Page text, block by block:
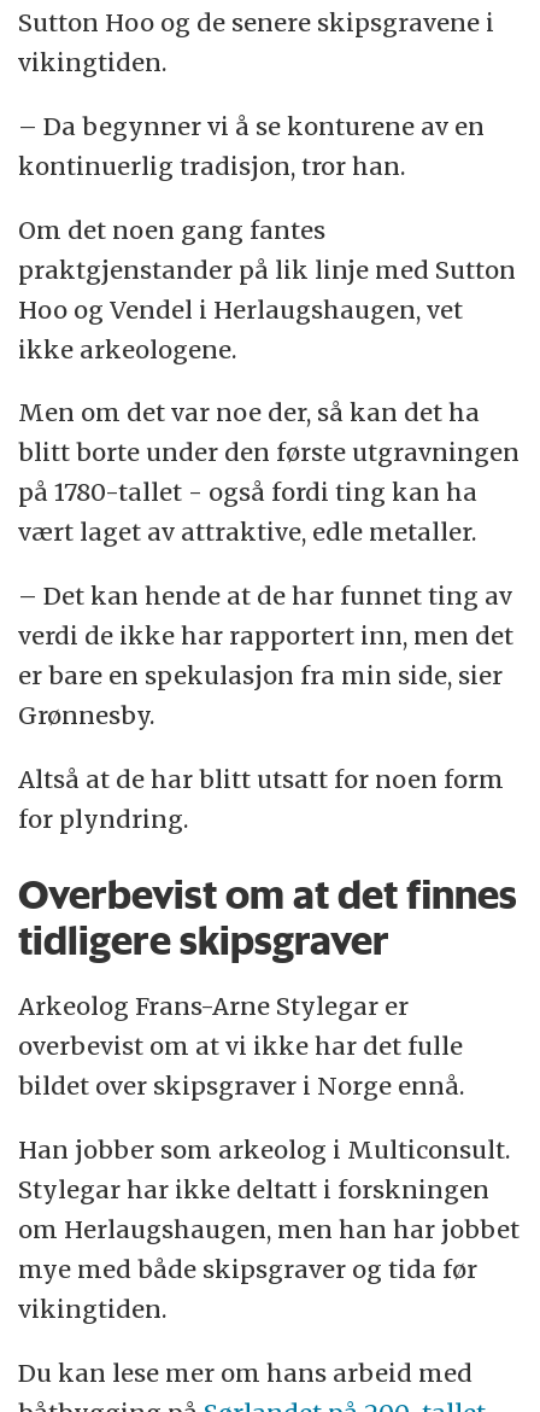
Sutton Hoo og de senere skipsgravene i
vikingtiden.
– Da begynner vi å se konturene av en
kontinuerlig tradisjon, tror han.
Om det noen gang fantes
praktgjenstander på lik linje med Sutton
Hoo og Vendel i Herlaugshaugen, vet
ikke arkeologene.
Men om det var noe der, så kan det ha
blitt borte under den første utgravningen
på 1780-tallet - også fordi ting kan ha
vært laget av attraktive, edle metaller.
– Det kan hende at de har funnet ting av
verdi de ikke har rapportert inn, men det
er bare en spekulasjon fra min side, sier
Grønnesby.
Altså at de har blitt utsatt for noen form
for plyndring.
Overbevist om at det finnes
tidligere skipsgraver
Arkeolog Frans-Arne Stylegar er
overbevist om at vi ikke har det fulle
bildet over skipsgraver i Norge ennå.
Han jobber som arkeolog i Multiconsult.
Stylegar har ikke deltatt i forskningen
om Herlaugshaugen, men han har jobbet
mye med både skipsgraver og tida før
vikingtiden.
Du kan lese mer om hans arbeid med